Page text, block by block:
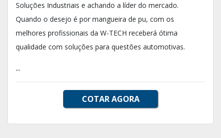
Soluções Industriais e achando a líder do mercado.
Quando o desejo é por mangueira de pu, com os
melhores profissionais da W-TECH receberá ótima
qualidade com soluções para questões automotivas.
...
COTAR AGORA